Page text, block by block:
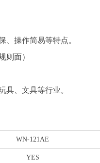
、操作简易等特点。
则面）
具、文具等行业。
WN-121AE
YES